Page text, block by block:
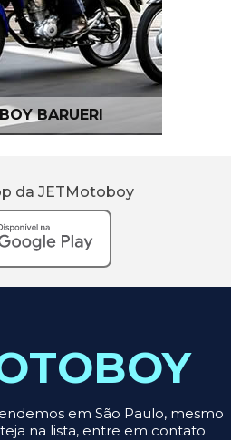
BARUERI
da JETMotoboy
em São Paulo, mesmo
na lista, entre em contato